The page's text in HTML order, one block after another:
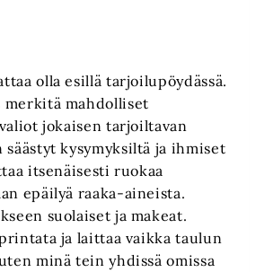
olla esillä tarjoilupöydässä.
merkitä mahdolliset
jokaisen tarjoiltavan
säästyt kysymyksiltä ja ihmiset
itsenäisesti ruokaa
epäilyä raaka-aineista.
suolaiset ja makeat.
ja laittaa vaikka taulun
minä tein yhdissä omissa